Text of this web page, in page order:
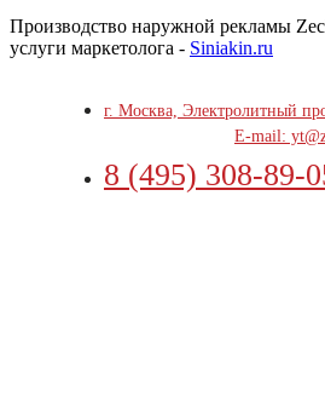
Производство наружной рекламы
услуги маркетолога - Siniakin.ru
г. Москва, Электролитный
E-mail:
8 (495) 308-89-